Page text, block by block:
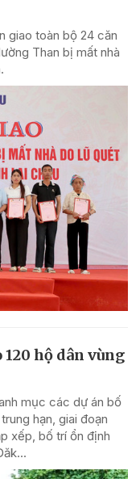
giao toàn bộ 24 căn
Than bị mất nhà
hộ dân vùng
mục các dự án bố
hạn, giai đoạn
xếp, bố trí ổn định